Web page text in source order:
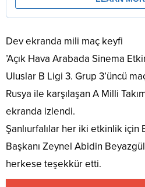
Dev ekranda mili maç keyfi
’Açık Hava Arabada Sinema
Uluslar B Ligi 3. Grup 3’üncü
Rusya ile karşılaşan A Milli
ekranda izlendi.
Şanlıurfalılar her iki etkinlik
Başkanı Zeynel Abidin
herkese teşekkür etti.